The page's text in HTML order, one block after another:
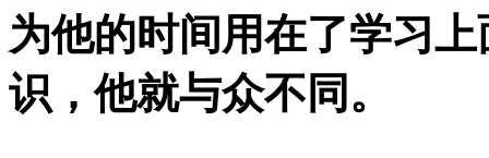
为他的时间用在了学习
识，他就与众不同。